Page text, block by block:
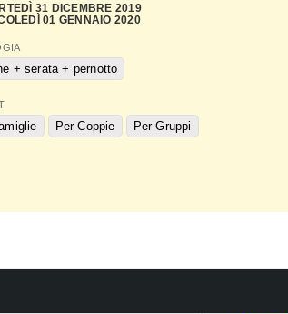
31 DICEMBRE 2019
01 GENNAIO 2020
+ serata + pernotto
Per Coppie Per Gruppi